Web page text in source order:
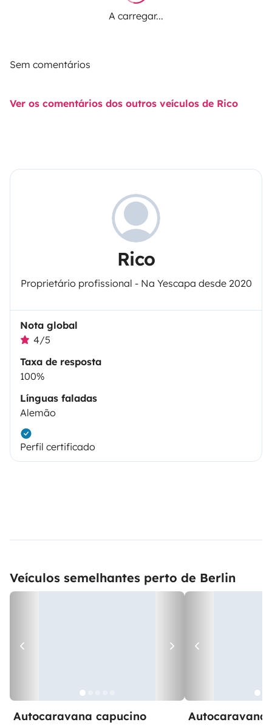
A carregar...
Sem comentários
Ver os comentários dos outros veículos de Rico
Rico
Proprietário profissional - Na Yescapa desde 2020
Nota global
4/5
Taxa de resposta
100%
Línguas faladas
Alemão
Perfil certificado
Veículos semelhantes perto de Berlin
Autocaravana capucino Autocaravana